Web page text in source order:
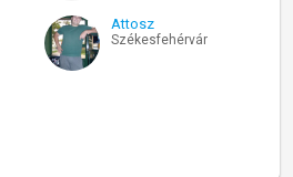
Attosz
Székesfehérvár